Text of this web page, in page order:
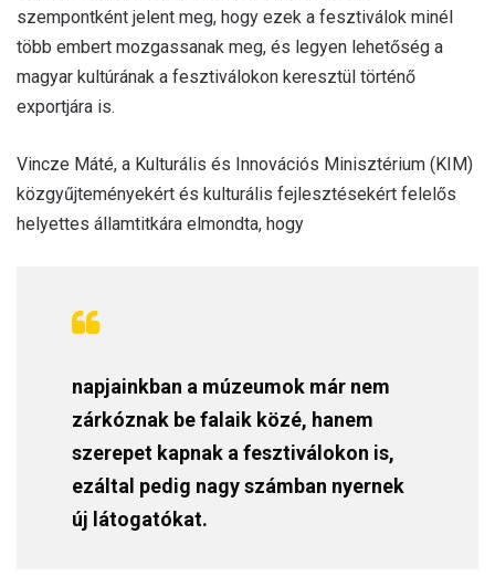
szempontként jelent meg, hogy ezek a fesztiválok minél
több embert mozgassanak meg, és legyen lehetőség a
magyar kultúrának a fesztiválokon keresztül történő
exportjára is.
Vincze Máté, a Kulturális és Innovációs Minisztérium (KIM)
közgyűjteményekért és kulturális fejlesztésekért felelős
helyettes államtitkára elmondta, hogy
napjainkban a múzeumok már nem
zárkóznak be falaik közé, hanem
szerepet kapnak a fesztiválokon is,
ezáltal pedig nagy számban nyernek
új látogatókat.